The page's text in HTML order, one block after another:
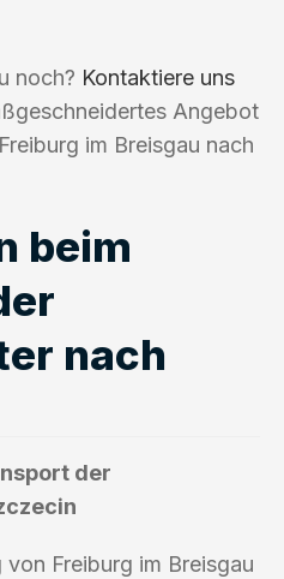
noch? Kontaktiere uns
Angebot
im Breisgau nach
beim
nach
der
Freiburg im Breisgau